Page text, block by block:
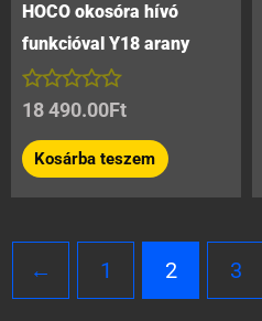
HOCO okosóra hívó
funkcióval Y18 arany
Értékelés:
/
5
18 490.00Ft
Kosárba teszem
← 1 2 3